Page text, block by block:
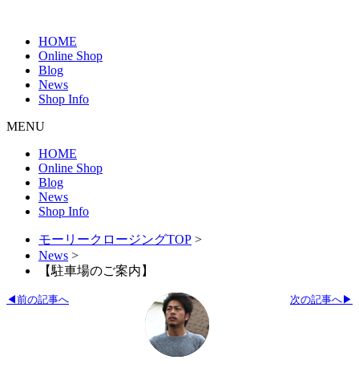
HOME
Online Shop
Blog
News
Shop Info
MENU
HOME
Online Shop
Blog
News
Shop Info
モーリークロージングTOP >
News >
【駐車場のご案内】
次の記事へ▶
◀前の記事へ